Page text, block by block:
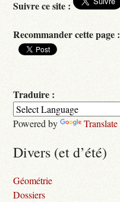
Suivre ce site :
Recommander cette page :
Traduire :
Powered by Translate
Divers (et d’été)
Géométrie
Dossiers